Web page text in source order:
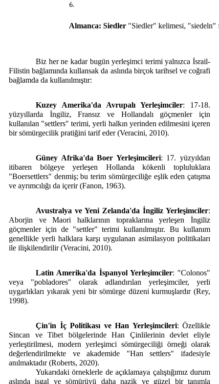
Almanca: Siedler "Siedler" kelimesi, "siedeln"
Biz her ne kadar bugün yerleşimci terimi yalnızca İsrail-
Filistin bağlamında kullansak da aslında birçok tarihsel ve coğrafi
bağlamda da kullanılmıştır:
Kuzey Amerika'da Avrupalı Yerleşimciler: 17-18.
yüzyıllarda İngiliz, Fransız ve Hollandalı göçmenler için
kullanılan "settlers" terimi, yerli halkın yerinden edilmesini içeren
bir sömürgecilik pratiğini tarif eder (Veracini, 2010).
Güney Afrika'da Boer Yerleşimcileri: 17. yüzyıldan
itibaren bölgeye yerleşen Hollanda kökenli topluluklara
"Boersettlers" denmiş; bu terim sömürgeciliğe eşlik eden çatışma
ve ayrımcılığı da içerir (Fanon, 1963).
Avustralya ve Yeni Zelanda'da İngiliz Yerleşimciler:
Aborjin ve Maori halklarının topraklarına yerleşen İngiliz
göçmenler için de "settler" terimi kullanılmıştır. Bu kullanım
genellikle yerli halklara karşı uygulanan asimilasyon politikaları
ile ilişkilendirilir (Veracini, 2010).
Latin Amerika'da İspanyol Yerleşimciler: "Colonos"
veya "pobladores" olarak adlandırılan yerleşimciler, yerli
uygarlıkları yıkarak yeni bir sömürge düzeni kurmuşlardır (Rey,
1998).
Çin'in İç Politikası ve Han Yerleşimcileri: Özellikle
Sincan ve Tibet bölgelerinde Han Çinlilerinin devlet eliyle
yerleştirilmesi, modern yerleşimci sömürgeciliği örneği olarak
değerlendirilmekte ve akademide "Han settlers" ifadesiyle
anılmaktadır (Roberts, 2020).
Yukarıdaki örneklerle de açıklamaya çalıştığımız durum
aslında işgal ve sömürüyü daha nazik ve güzel bir tanımla